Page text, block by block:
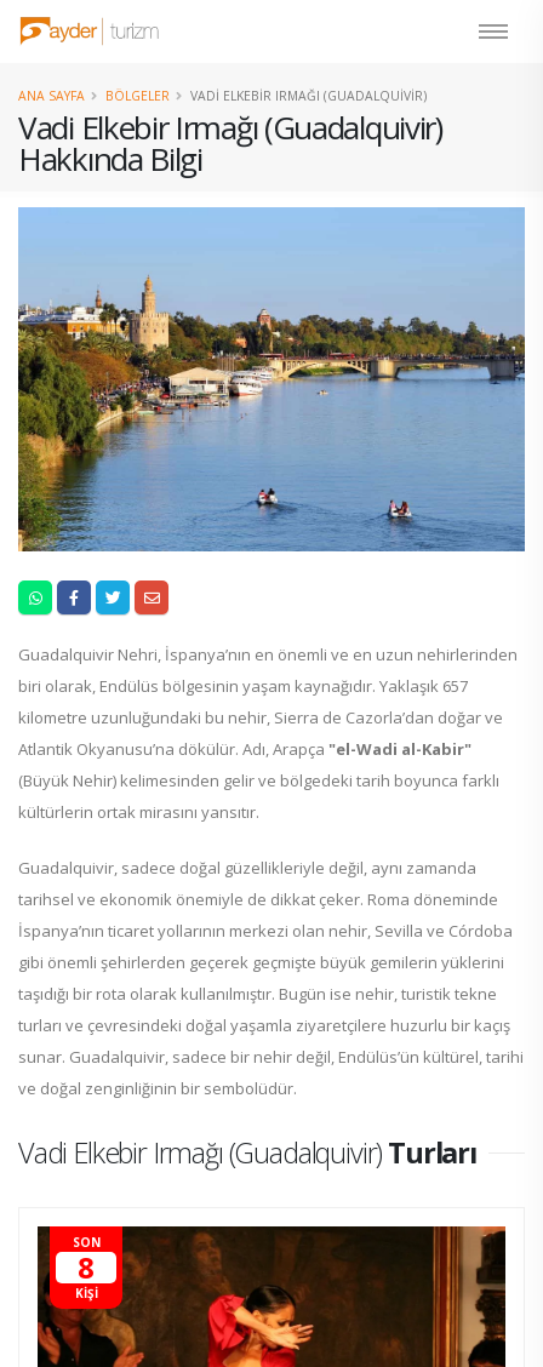
Vadi Elkebir Irmağı (Guadalquivir)
Hakkında Bilgi
ANA SAYFA BÖLGELER VADI ELKEBIR IRMAĞI (GUADALQUIVIR)
Guadalquivir Nehri, İspanya’nın en önemli ve en uzun nehirlerinden
biri olarak, Endülüs bölgesinin yaşam kaynağıdır. Yaklaşık 657
kilometre uzunluğundaki bu nehir, Sierra de Cazorla’dan doğar ve
Atlantik Okyanusu’na dökülür. Adı, Arapça "el-Wadi al-Kabir"
(Büyük Nehir) kelimesinden gelir ve bölgedeki tarih boyunca farklı
kültürlerin ortak mirasını yansıtır.
Guadalquivir, sadece doğal güzellikleriyle değil, aynı zamanda
tarihsel ve ekonomik önemiyle de dikkat çeker. Roma döneminde
İspanya’nın ticaret yollarının merkezi olan nehir, Sevilla ve Córdoba
gibi önemli şehirlerden geçerek geçmişte büyük gemilerin yüklerini
taşıdığı bir rota olarak kullanılmıştır. Bugün ise nehir, turistik tekne
turları ve çevresindeki doğal yaşamla ziyaretçilere huzurlu bir kaçış
sunar. Guadalquivir, sadece bir nehir değil, Endülüs’ün kültürel, tarihi
ve doğal zenginliğinin bir sembolüdür.
Vadi Elkebir Irmağı (Guadalquivir)Turları
SON
8
KİŞİ